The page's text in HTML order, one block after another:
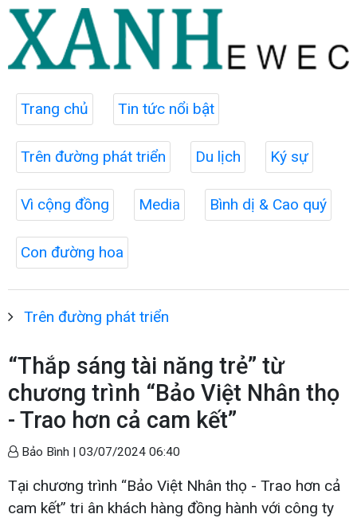
Trang chủ Tin tức nổi bật
Trên đường phát triển Du lịch Ký sự
Vì cộng đồng Media Bình dị & Cao quý
Con đường hoa
Trên đường phát triển
“Thắp sáng tài năng trẻ” từ
chương trình “Bảo Việt Nhân thọ
- Trao hơn cả cam kết”
Bảo Bình | 03/07/2024 06:40
Tại chương trình “Bảo Việt Nhân thọ - Trao hơn cả
cam kết” tri ân khách hàng đồng hành với công ty